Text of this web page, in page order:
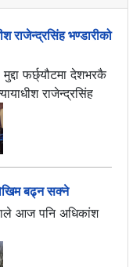
राजेन्द्रसिंह भण्डारीको
फर्छ्यौटमा देशभरकै
राजेन्द्रसिंह
बढ्न सक्ने
आज पनि अधिकांश